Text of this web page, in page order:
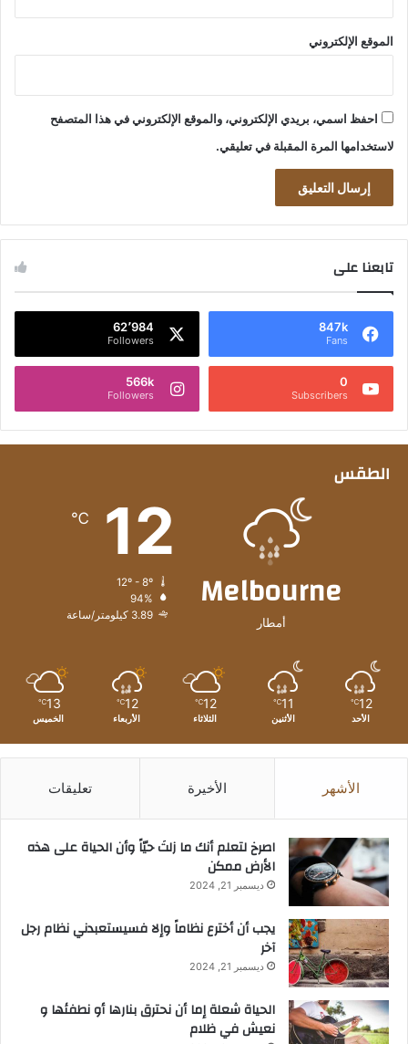
الموقع الإلكتروني
احفظ اسمي، بريدي الإلكتروني، والموقع الإلكتروني في هذا المتصفح
لاستخدامها المرة المقبلة في تعليقي.
تابعنا على
847k
Fans
62٬984
Followers
0
Subscribers
566k
Followers
الطقس
Melbourne
أمطار
12
℃
94%
3.89 كيلومتر/ساعة
12
℃
الأحد
11
℃
الأثنين
12
℃
الثلاثاء
12
℃
الأربعاء
13
℃
الخميس
الأشهر الأخيرة تعليقات
‫اصرخ لتعلم أنك ما زلتَ حيّاً وأن الحياة على هذه
الأرض ممكن
ديسمبر 21, 2024
يجب أن أخترع نظاماً وإلا فسيستعبدني نظام رجل
آخر
ديسمبر 21, 2024
الحياة شعلة إما أن نحترق بنارها أو نطفئها و
نعيش في ظلام